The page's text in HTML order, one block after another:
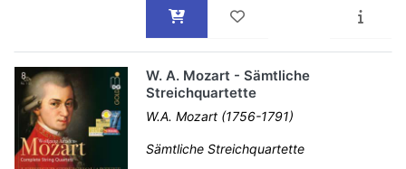
W. A. Mozart - Sämtliche
Streichquartette
W.A. Mozart (1756-1791)
Sämtliche Streichquartette